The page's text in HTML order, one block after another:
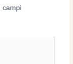
I campi